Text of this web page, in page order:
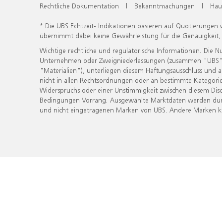
Rechtliche Dokumentation | Bekanntmachungen |
* Die UBS Echtzeit- Indikationen basieren auf
übernimmt dabei keine Gewährleistung für die
Wichtige rechtliche und regulatorische Informationen. Die
Unternehmen oder Zweigniederlassungen (zusammen
"Materialien"), unterliegen diesem Haftungsausschluss
nicht in allen Rechtsordnungen oder an bestimmte
Widerspruchs oder einer Unstimmigkeit zwischen diesem
Bedingungen Vorrang. Ausgewählte Marktdaten werden
und nicht eingetragenen Marken von UBS. Andere Marken